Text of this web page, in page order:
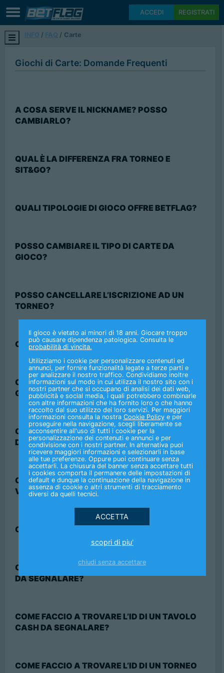
ACCEDI REGISTRATI
INFO FAQ Carte
Giochi di Carte: Domande Frequenti
A COSA SERVE IL NICKNAME? POSSO
CAMBIARLO?
QUAL È LA DIFFERENZA FRA TORNEO E
SIT&GO?
QUALI TIPOLOGIE DI GIOCO OFFRE BETFLAG?
POSSO CAMBIARE IL TIPO DI CARTE DA
GIOCO?
POSSO CANCELLARE L’ISCRIZIONE AD UN
TORNEO?
CHE COS'È UN TORNEO 4 IN 2?
CHE COS’È UN TORNEO CON MONTEPREMI
GARANTITO?
COME POSSO RICHIEDERE ASSISTENZA
DURANTE UNA PARTITA?
COSA SUCCEDE NEL CASO IN CUI UN TORNEO
VENGA ANNULLATO?
CHE COS’È UN PREMIO MATTO?
COME FACCIO A TROVARE L’ID DI UNA MANO
DA SEGNALARE?
COME FACCIO A TROVARE L’ID DI UN TAVOLO
CASH DA SEGNALARE?
COME FACCIO A TROVARE L’ID DI UN TORNEO
Il gioco è vietato ai minori di 18 anni. Giocare troppo
può causare dipendenza patologica. Consulta le
probabilità di vincita.
Utilizziamo i cookie per personalizzare contenuti ed
annunci, per fornire funzionalità legate a terze parti e
per analizzare il nostro traffico. Condividiamo inoltre
informazioni sul modo in cui utilizza il nostro sito con i
nostri partner che si occupano di analisi dei dati web,
pubblicità e social media, i quali potrebbero combinarle
con altre informazioni che ha fornito loro o che hanno
raccolto dal suo utilizzo dei loro servizi. Per maggiori
informazioni consulta la nostra Cookie Policye per
proseguire nella navigazione, scegli liberamente se
acconsentire all'uso di tutti i cookie per la
personalizzazione dei contenuti e annunci e per
condivisione con i nostri partner. In alternativa puoi
ricevere maggiori informazioni e selezionarli in base
alle tue preferenze. Oppure puoi continuare senza
accettarli. La chiusura del banner senza accettare tutti
i cookies comporta il permanere delle impostazioni di
default e dunque la continuazione della navigazione in
assenza di cookie o altri strumenti di tracciamento
diversi da quelli tecnici.
chiudi senza accettare
scopri di piu'